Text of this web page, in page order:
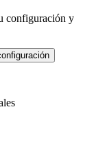
configuración y